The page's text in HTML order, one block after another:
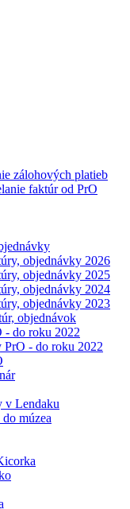
zálohových platieb
faktúr od PrO
objednávky 2026
objednávky 2025
objednávky 2024
objednávky 2023
objednávok
- do roku 2022
PrO - do roku 2022
v Lendaku
múzea